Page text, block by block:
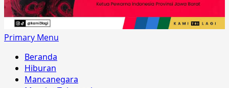
Primary Menu
Beranda
Hiburan
Mancanegara